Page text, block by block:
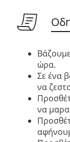
ώρα.
Σε ένα
να
να